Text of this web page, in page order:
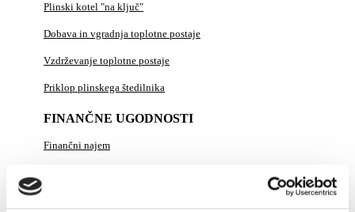
Plinski kotel "na ključ"
Dobava in vgradnja toplotne postaje
Vzdrževanje toplotne postaje
Priklop plinskega štedilnika
FINANČNE UGODNOSTI
Finančni najem